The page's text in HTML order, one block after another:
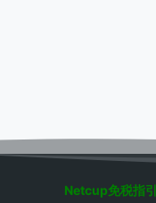
Netcup免税指引